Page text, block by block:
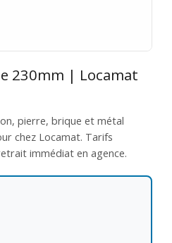
230mm | Locamat
pierre, brique et métal
chez Locamat. Tarifs
immédiat en agence.